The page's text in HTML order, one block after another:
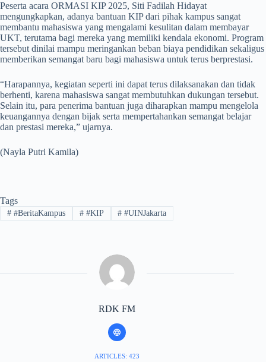
Peserta acara ORMASI KIP 2025, Siti Fadilah Hidayat
mengungkapkan, adanya bantuan KIP dari pihak kampus sangat
membantu mahasiswa yang mengalami kesulitan dalam membayar
UKT, terutama bagi mereka yang memiliki kendala ekonomi. Program
tersebut dinilai mampu meringankan beban biaya pendidikan sekaligus
memberikan semangat baru bagi mahasiswa untuk terus berprestasi.
“Harapannya, kegiatan seperti ini dapat terus dilaksanakan dan tidak
berhenti, karena mahasiswa sangat membutuhkan dukungan tersebut.
Selain itu, para penerima bantuan juga diharapkan mampu mengelola
keuangannya dengan bijak serta mempertahankan semangat belajar
dan prestasi mereka,” ujarnya.
(Nayla Putri Kamila)
Tags
##BeritaKampus ##KIP # #UINJakarta
RDK FM
ARTICLES: 423